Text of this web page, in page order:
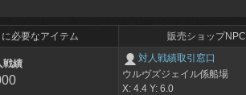
必要なアイテム 販売ショップNPC
戦績
対人戦績取引窓口
ウルヴズジェイル係船場
X: 4.4 Y: 6.0